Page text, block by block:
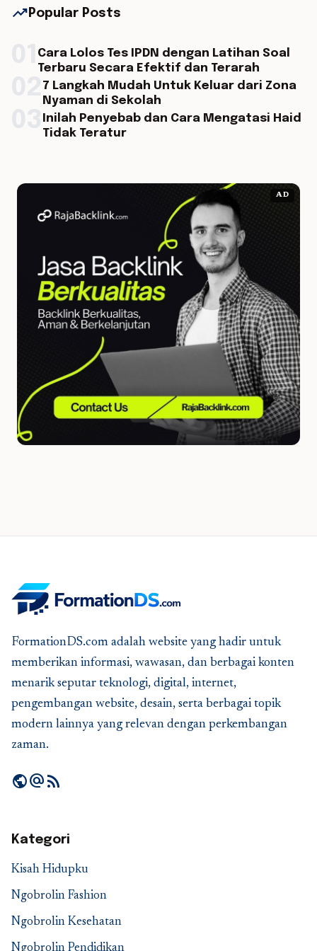
trending_up Popular Posts
Cara Lolos Tes IPDN dengan Latihan Soal
Terbaru Secara Efektif dan Terarah
7 Langkah Mudah Untuk Keluar dari Zona
Nyaman di Sekolah
Inilah Penyebab dan Cara Mengatasi Haid
Tidak Teratur
AD
FormationDS.com adalah website yang hadir untuk
memberikan informasi, wawasan, dan berbagai konten
menarik seputar teknologi, digital, internet,
pengembangan website, desain, serta berbagai topik
modern lainnya yang relevan dengan perkembangan
zaman.
publicalternate_emailrss_feed
Kategori
Kisah Hidupku
Ngobrolin Fashion
Ngobrolin Kesehatan
Ngobrolin Pendidikan